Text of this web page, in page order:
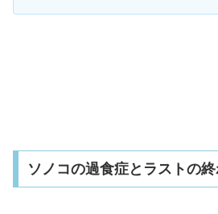
ソノコの過食症とラストの